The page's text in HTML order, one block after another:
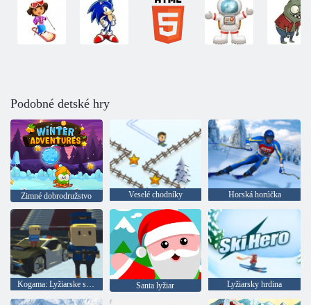
Podobné detské hry
Zimné dobrodružstvo Veselé chodníky Horská horúčka
Kogama: Lyžiarske skoky! Santa lyžiar Lyžiarsky hrdina